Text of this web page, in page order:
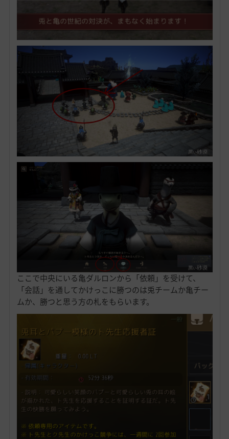
ここで中央にいる亀ダルロンから「依頼」を受けて、
「会話」を通してかけっこに勝つのは兎チームか亀チー
ムか、勝つと思う方の札をもらいます。